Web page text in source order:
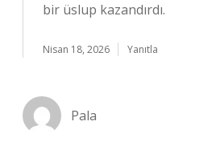
bir üslup kazandırdı.
Nisan 18, 2026 Yanıtla
Pala